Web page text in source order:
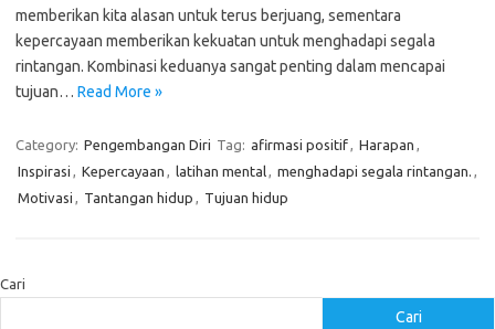
memberikan kita alasan untuk terus berjuang, sementara
kepercayaan memberikan kekuatan untuk menghadapi segala
rintangan. Kombinasi keduanya sangat penting dalam mencapai
tujuan… Read More »
Category: Pengembangan Diri Tag: afirmasi positif, Harapan ,
Inspirasi , Kepercayaan , latihan mental, menghadapi segala rintangan. ,
Motivasi , Tantangan hidup , Tujuan hidup
Cari
Cari